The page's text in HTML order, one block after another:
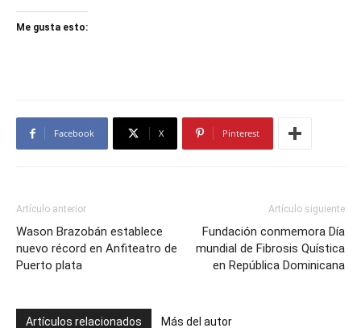
Me gusta esto:
Facebook X Pinterest
Artículo anterior
Wason Brazobán establece
nuevo récord en Anfiteatro de
Puerto plata
Artículo siguiente
Fundación conmemora Día
mundial de Fibrosis Quística
en República Dominicana
Artículos relacionados Más del autor